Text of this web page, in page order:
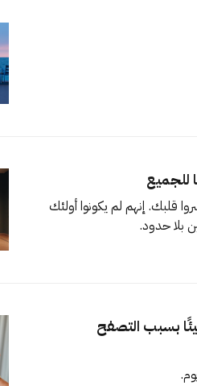
للجميع
قلبك. إنهم لم يكونوا أولئك
بلا حدود.
بسبب التصفح